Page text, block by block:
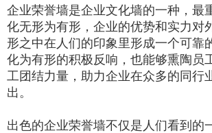
企业荣誉墙是企业文化墙的一种，最
化无形为有形，企业的优势和实力对
形之中在人们的印象里形成一个可靠
化为有形的积极反响，也能够熏陶员
工团结力量，助力企业在众多的同行
出。
出色的企业荣誉墙不仅是人们看到的